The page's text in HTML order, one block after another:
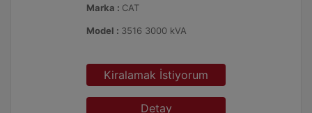
Marka : CAT
Model : 3516 3000 kVA
Kiralamak İstiyorum
Detay